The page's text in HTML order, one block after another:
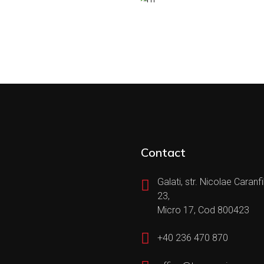
Contact
Galati, str. Nicolae
23,
Micro 17, Cod 800423
+40 236 470 870